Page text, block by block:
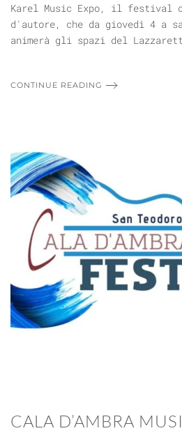
Karel Music Expo, il festival
d'autore, che da giovedì 4 a
animerà gli spazi del
CONTINUE READING
CALA D’AMBRA